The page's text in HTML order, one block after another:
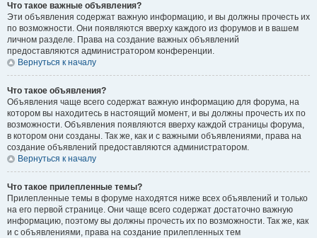
Что такое важные объявления?
Эти объявления содержат важную информацию, и вы должны прочесть их
по возможности. Они появляются вверху каждого из форумов и в вашем
личном разделе. Права на создание важных объявлений
предоставляются администратором конференции.
Вернуться к началу
Что такое объявления?
Объявления чаще всего содержат важную информацию для форума, на
котором вы находитесь в настоящий момент, и вы должны прочесть их по
возможности. Объявления появляются вверху каждой страницы форума,
в котором они созданы. Так же, как и с важными объявлениями, права на
создание объявлений предоставляются администратором.
Вернуться к началу
Что такое прилепленные темы?
Прилепленные темы в форуме находятся ниже всех объявлений и только
на его первой странице. Они чаще всего содержат достаточно важную
информацию, поэтому вы должны прочесть их по возможности. Так же, как
и с объявлениями, права на создание прилепленных тем